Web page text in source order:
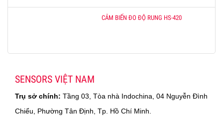
CẢM BIẾN ĐO ĐỘ RUNG HS-420
SENSORS VIỆT NAM
Trụ sở chính: Tầng 03, Tòa nhà Indochina, 04 Nguyễn Đình
Chiểu, Phường Tân Định, Tp. Hồ Chí Minh.